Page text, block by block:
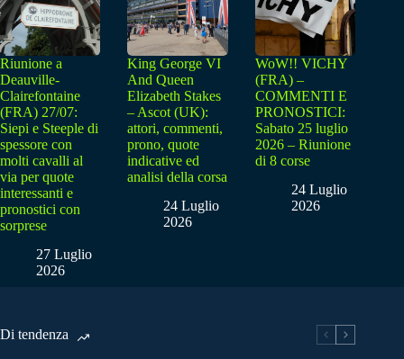
Riunione a
Deauville-
Clairefontaine
(FRA) 27/07:
Siepi e Steeple di
spessore con
molti cavalli al
via per quote
interessanti e
pronostici con
sorprese
27 Luglio
2026
King George VI
And Queen
Elizabeth Stakes
– Ascot (UK):
attori, commenti,
prono, quote
indicative ed
analisi della corsa
24 Luglio
2026
WoW!! VICHY
(FRA) –
COMMENTI E
PRONOSTICI:
Sabato 25 luglio
2026 – Riunione
di 8 corse
24 Luglio
2026
Di tendenza